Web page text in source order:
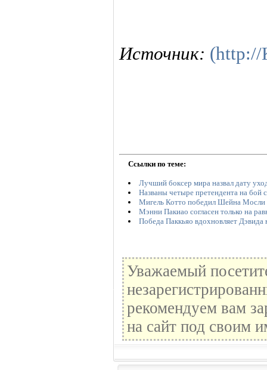
Источник: (http://
Ссылки по теме:
Лучший боксер мира назвал дату
Названы четыре претендента на бой
Мигель Котто победил Шейна Мосли
Мэнни Пакиао согласен только на
Победа Паккьяо вдохновляет
Уважаемый
рекомендуем вам
на сайт под своим